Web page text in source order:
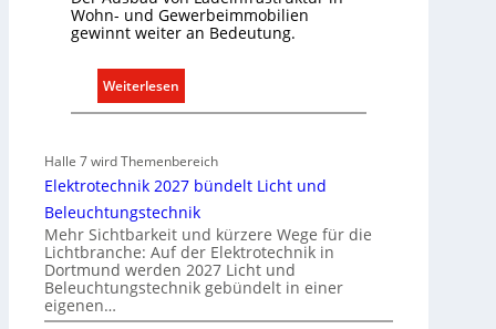
Wohn- und Gewerbeimmobilien
gewinnt weiter an Bedeutung.
Weiterlesen
A
b
u
d
e
r
E
Halle 7 wird Themenbereich
Elektrotechnik 2027 bündelt Licht und
Beleuchtungstechnik
Mehr Sichtbarkeit und kürzere Wege für die
Lichtbranche: Auf der Elektrotechnik in
Dortmund werden 2027 Licht und
Beleuchtungstechnik gebündelt in einer
eigenen…